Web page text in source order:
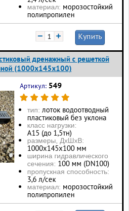
материал: морозостойкий
полипропилен
− + Купить
дренажный с решеткой
(1000x145x100)
Артикул: 549
тип: лоток водоотводный
пластиковый без уклона
класс нагрузки:
А15 (до 1,5тн)
размеры, ДхШхВ:
1000х145х100 мм
ширина гидравлического
сечения: 100 мм (DN100)
пропускная способность:
3,6 л/сек
материал: морозостойкий
полипропилен